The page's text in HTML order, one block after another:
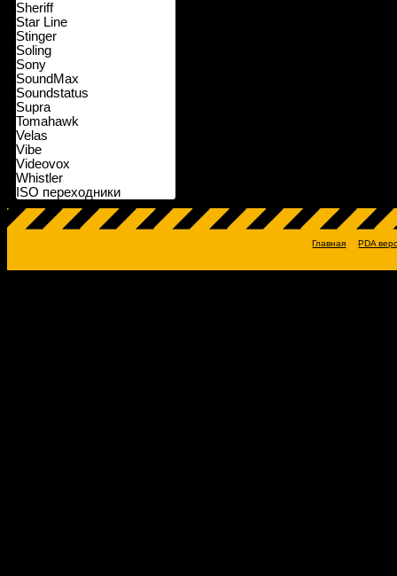
Sheriff
Star Line
Stinger
Soling
Sony
SoundMax
Soundstatus
Supra
Tomahawk
Velas
Vibe
Videovox
Whistler
ISO переходники
Главная PDA